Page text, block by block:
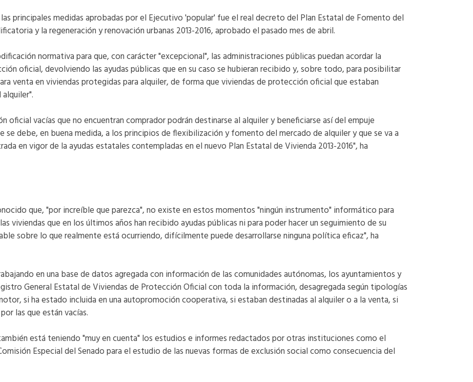
principales medidas aprobadas por el Ejecutivo 'popular' fue el real decreto del Plan Estatal de Fomento del
y la regeneración y renovación urbanas 2013-2016, aprobado el pasado mes de abril.
normativa para que, con carácter "excepcional", las administraciones públicas puedan acordar la
oficial, devolviendo las ayudas públicas que en su caso se hubieran recibido y, sobre todo, para posibilitar
venta en viviendas protegidas para alquiler, de forma que viviendas de protección oficial que estaban
oficial vacías que no encuentran comprador podrán destinarse al alquiler y beneficiarse así del empuje
se debe, en buena medida, a los principios de flexibilización y fomento del mercado de alquiler y que se va a
en vigor de la ayudas estatales contempladas en el nuevo Plan Estatal de Vivienda 2013-2016", ha
que, "por increíble que parezca", no existe en estos momentos "ningún instrumento" informático para
viviendas que en los últimos años han recibido ayudas públicas ni para poder hacer un seguimiento de su
sobre lo que realmente está ocurriendo, difícilmente puede desarrollarse ninguna política eficaz", ha
en una base de datos agregada con información de las comunidades autónomas, los ayuntamientos y
General Estatal de Viviendas de Protección Oficial con toda la información, desagregada según tipologías
si ha estado incluida en una autopromoción cooperativa, si estaban destinadas al alquiler o a la venta, si
las que están vacías.
está teniendo "muy en cuenta" los estudios e informes redactados por otras instituciones como el
Especial del Senado para el estudio de las nuevas formas de exclusión social como consecuencia del